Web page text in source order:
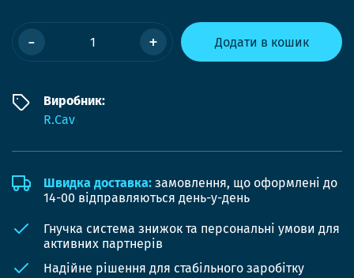
- + Додати в кошик
Виробник:
R.Cav
Швидка доставка: замовлення, що оформлені до
14-00 відправляються день-у-день
Гнучка система знижок та персональні умови для
активних партнерів
Надійне рішення для стабільного заробітку